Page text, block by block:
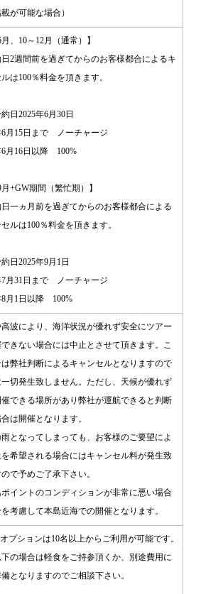
が可能な場合）
月、10～12月（通常）】
2週間前を過ぎてからのお客様都合によるキ
は100％料金を頂きます。
日2025年6月30日
6月15日まで ノーチャージ
6月16日以降 100%
月+GW期間（繁忙期）】
日一ヵ月前を過ぎてからのお客様都合による
ルは100％料金を頂きます。
日2025年9月1日
7月31日まで ノーチャージ
8月1日以降 100%
波により、海洋状況が優れず安全にツアー
きない場合には中止とさせて頂きます。こ
弊社判断によるキャンセルとなりますので
切発生致しません。ただし、天候が優れず
催できる場所があり弊社が運航できると判断
は開催となります。
となってしまっても、お客様のご要望によ
を希望される場合にはキャンセル料が発生致
で予めご了承下さい。
イントのコンディションが非常に悪い場合
考慮して本島近海での開催となります。
プションは10名以上からご利用が可能です。
下の場合は軽食をご持参頂くか、別途費用に
となりますのでご相談下さい。